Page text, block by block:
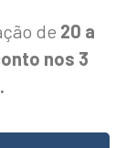
de 20 a
nos 3